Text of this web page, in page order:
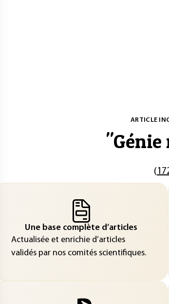
ARTICLE
"
(
Une base complète d’articles
Actualisée et enrichie d’articles
validés par nos comités scientifiques.